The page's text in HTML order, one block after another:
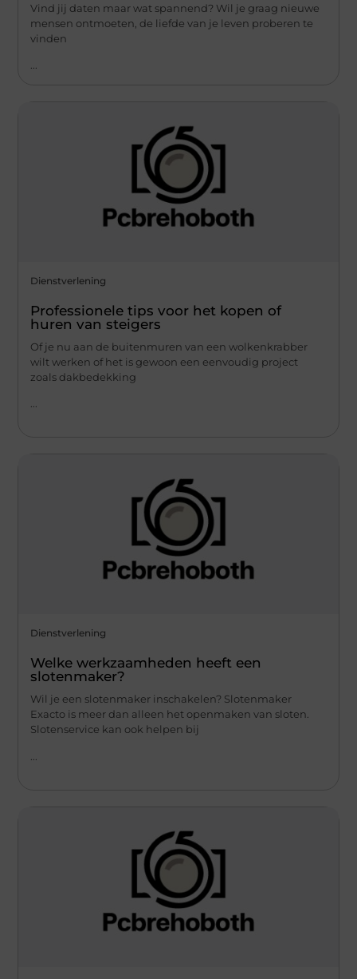
Vind jij daten maar wat spannend? Wil je graag nieuwe
mensen ontmoeten, de liefde van je leven proberen te
vinden
Dienstverlening
Professionele tips voor het kopen of
huren van steigers
Of je nu aan de buitenmuren van een wolkenkrabber
wilt werken of het is gewoon een eenvoudig project
zoals dakbedekking
...
Dienstverlening
Welke werkzaamheden heeft een
slotenmaker?
Wil je een slotenmaker inschakelen? Slotenmaker
Exacto is meer dan alleen het openmaken van sloten.
Slotenservice kan ook helpen bij